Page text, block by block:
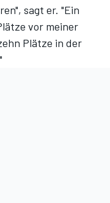
sagt er. "Ein
vor meiner
Plätze in der